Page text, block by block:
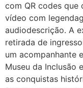
com QR codes que
vídeo com
audiodescrição. A
retirada de
um acompanhante
Museu da Inclusão
as conquistas